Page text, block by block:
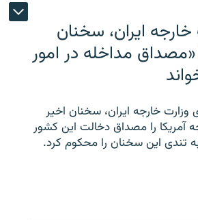
ایران، سخنان
«مصداق مداخله در امور
خارجه ایران، سخنان اخیر
آمریکا را مصداق دخالت این کشور
به تندی این سخنان را محکوم کرد.